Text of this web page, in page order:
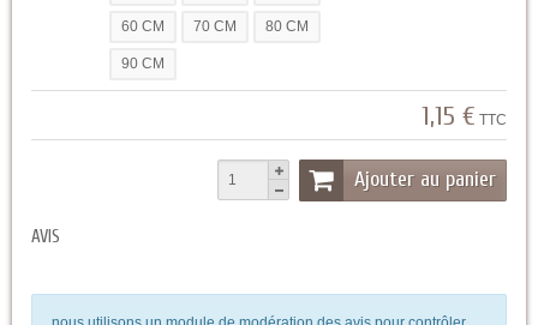
60 CM 70 CM 80 CM
90 CM
1,15 € TTC
Ajouter au panier
AVIS